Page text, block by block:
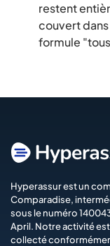
restent
couvert
formule
Hyperassur est un
Comparadise,
sous le numéro
April. Notre activité
collecté